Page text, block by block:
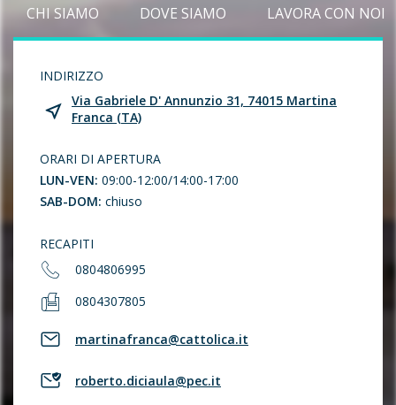
CHI SIAMO DOVE SIAMO LAVORA CON NOI
INDIRIZZO
Via Gabriele D' Annunzio 31, 74015 Martina
Franca (TA)
ORARI DI APERTURA
LUN-VEN: 09:00-12:00/14:00-17:00
SAB-DOM: chiuso
RECAPITI
0804806995
0804307805
martinafranca@cattolica.it
roberto.diciaula@pec.it